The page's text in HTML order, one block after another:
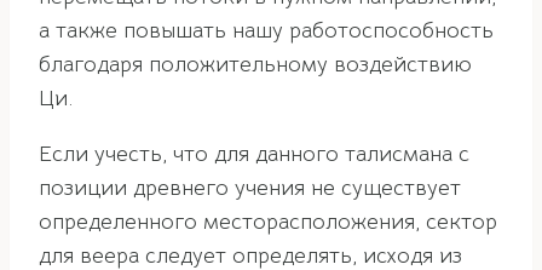
а также повышать нашу работоспособность
благодаря положительному воздействию
Ци.
Если учесть, что для данного талисмана с
позиции древнего учения не существует
определенного месторасположения, сектор
для веера следует определять, исходя из